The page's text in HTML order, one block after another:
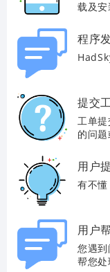
载及安
程序
提交
工单
的问
用户
有不
用户
您遇
帮您